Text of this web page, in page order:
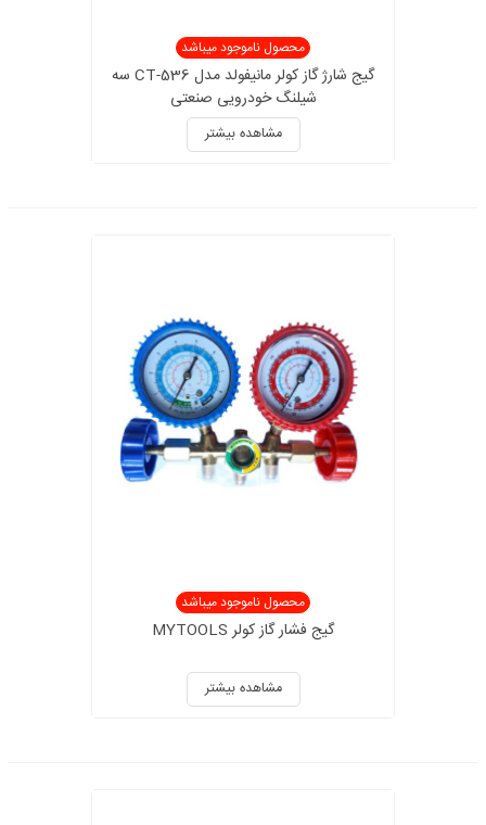
محصول ناموجود میباشد
گیج شارژ گاز کولر مانیفولد مدل CT-536 سه
شیلنگ خودرویی صنعتی
مشاهده بیشتر
محصول ناموجود میباشد
گیج فشار گاز کولر MYTOOLS
مشاهده بیشتر